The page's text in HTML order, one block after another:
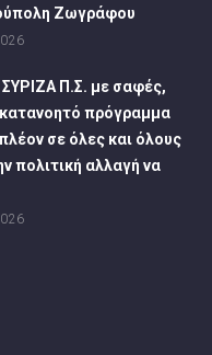
Ζωγράφου
Π.Σ. με σαφές,
κατανοητό πρόγραμμα
σε όλες και όλους
πολιτική αλλαγή να